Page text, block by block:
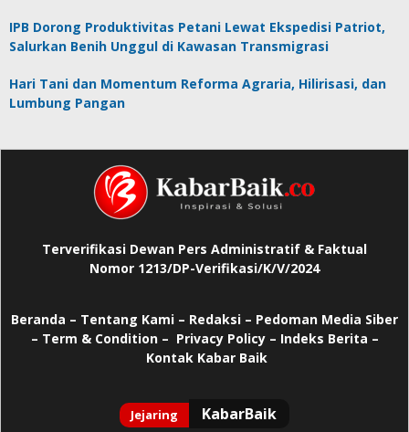
IPB Dorong Produktivitas Petani Lewat Ekspedisi Patriot,
Salurkan Benih Unggul di Kawasan Transmigrasi
Hari Tani dan Momentum Reforma Agraria, Hilirisasi, dan
Lumbung Pangan
Terverifikasi Dewan Pers Administratif & Faktual
Nomor 1213/DP-Verifikasi/K/V/2024
Beranda – Tentang Kami – Redaksi – Pedoman Media Siber
– Term & Condition – Privacy Policy– Indeks Berita –
Kontak Kabar Baik